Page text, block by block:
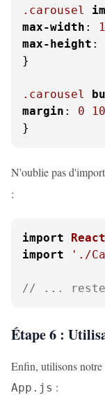
.carousel
max-width :
max-height :
}
.carousel
margin : 0
}
N'oublie pas
:
import React
import
'./
// ... reste
Étape 6 :
Enfin, utilisons notre
App.js :